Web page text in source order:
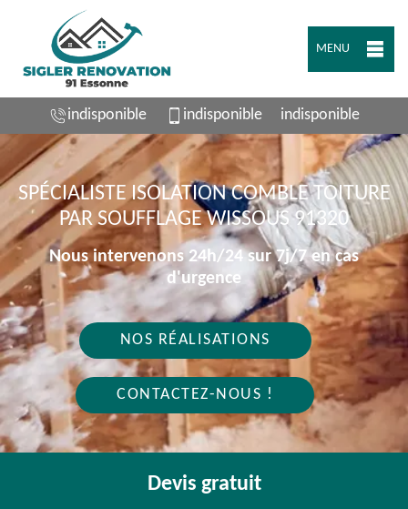
MENU
indisponible indisponible indisponible
SPÉCIALISTE ISOLATION COMBLE TOITURE
PAR SOUFFLAGE WISSOUS 91320
Nous intervenons 24h/24 sur 7j/7 en cas
d'urgence
NOS RÉALISATIONS
CONTACTEZ-NOUS !
Devis gratuit